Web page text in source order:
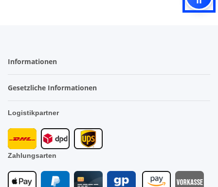
Informationen
Gesetzliche Informationen
Logistikpartner
Zahlungsarten